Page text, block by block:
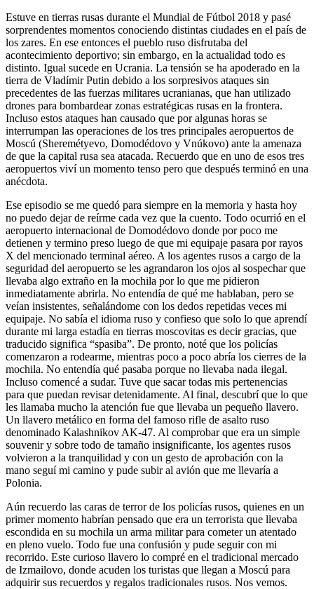
Estuve en tierras rusas durante el Mundial de Fútbol 2018 y pasé
sorprendentes momentos conociendo distintas ciudades en el país de
los zares. En ese entonces el pueblo ruso disfrutaba del
acontecimiento deportivo; sin embargo, en la actualidad todo es
distinto. Igual sucede en Ucrania. La tensión se ha apoderado en la
tierra de Vladímir Putin debido a los sorpresivos ataques sin
precedentes de las fuerzas militares ucranianas, que han utilizado
drones para bombardear zonas estratégicas rusas en la frontera.
Incluso estos ataques han causado que por algunas horas se
interrumpan las operaciones de los tres principales aeropuertos de
Moscú (Sheremétyevo, Domodédovo y Vnúkovo) ante la amenaza
de que la capital rusa sea atacada. Recuerdo que en uno de esos tres
aeropuertos viví un momento tenso pero que después terminó en una
anécdota.
Ese episodio se me quedó para siempre en la memoria y hasta hoy
no puedo dejar de reírme cada vez que la cuento. Todo ocurrió en el
aeropuerto internacional de Domodédovo donde por poco me
detienen y termino preso luego de que mi equipaje pasara por rayos
X del mencionado terminal aéreo. A los agentes rusos a cargo de la
seguridad del aeropuerto se les agrandaron los ojos al sospechar que
llevaba algo extraño en la mochila por lo que me pidieron
inmediatamente abrirla. No entendía de qué me hablaban, pero se
veían insistentes, señalándome con los dedos repetidas veces mi
equipaje. No sabía el idioma ruso y confieso que solo lo que aprendí
durante mi larga estadía en tierras moscovitas es decir gracias, que
traducido significa “spasiba”. De pronto, noté que los policías
comenzaron a rodearme, mientras poco a poco abría los cierres de la
mochila. No entendía qué pasaba porque no llevaba nada ilegal.
Incluso comencé a sudar. Tuve que sacar todas mis pertenencias
para que puedan revisar detenidamente. Al final, descubrí que lo que
les llamaba mucho la atención fue que llevaba un pequeño llavero.
Un llavero metálico en forma del famoso rifle de asalto ruso
denominado Kalashnikov AK-47. Al comprobar que era un simple
souvenir y sobre todo de tamaño insignificante, los agentes rusos
volvieron a la tranquilidad y con un gesto de aprobación con la
mano seguí mi camino y pude subir al avión que me llevaría a
Polonia.
Aún recuerdo las caras de terror de los policías rusos, quienes en un
primer momento habrían pensado que era un terrorista que llevaba
escondida en su mochila un arma militar para cometer un atentado
en pleno vuelo. Todo fue una confusión y pude seguir con mi
recorrido. Este curioso llavero lo compré en el tradicional mercado
de Izmailovo, donde acuden los turistas que llegan a Moscú para
adquirir sus recuerdos y regalos tradicionales rusos. Nos vemos.